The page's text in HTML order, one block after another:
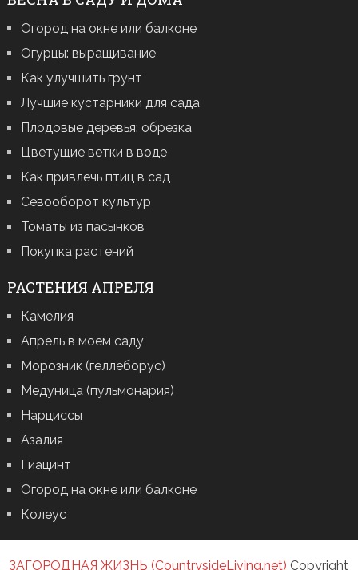
Огород на окне или балконе
Огурцы: выращивание
Как улучшить грунт
Лучшие кустарники для сада
Плодовые деревья: обрезка
Цветущие ветки в воде
Как привлечь птиц в сад
Севооборот культур
Томаты из пасынков
Покупка растений
РАСТЕНИЯ АПРЕЛЯ
Камелия
Апрель в моем саду
Морозник (геллеборус)
Медуница (пульмонария)
Нарциссы
Азалия
Гиацинт
Огород на окне или балконе
Колеус
ЗАГОРОДНАЯ ЖИЗНЬ (CountrysideLiving.net) Copyright